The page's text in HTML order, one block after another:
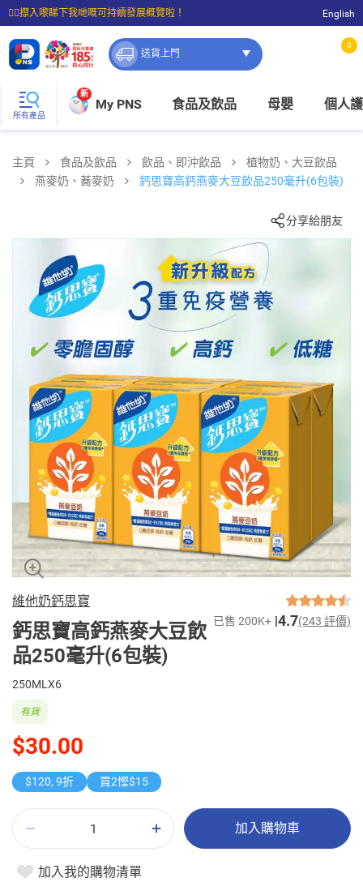
☝🏼㩒入嚟睇下我哋嘅可持續發展概覽啦！
⭐購物滿$399即享免費送貨；滿$100即可免費店取。
English
送貨上門
0
所有產品
新
My PNS 食品及飲品 母嬰 個人
主頁 食品及飲品 飲品、即沖飲品
植物奶、大豆飲品
燕麥奶、蕎麥奶
鈣思寶高鈣燕麥大豆飲品250毫升(6包裝)
分享給朋友
維他奶鈣思寶
鈣思寶高鈣燕麥大豆飲
品250毫升(6包裝)
已售 200K+ 4.7(243 評價)
250MLX6
$30.00
有貨
$120, 9折 買2慳$15
加入購物車
加入我的購物清單